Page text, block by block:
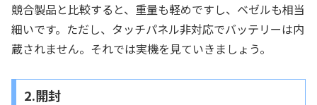
競合製品と比較すると、重量も軽めですし、ベゼルも相当
細いです。ただし、タッチパネル非対応でバッテリーは内
蔵されません。それでは実機を見ていきましょう。
2.開封